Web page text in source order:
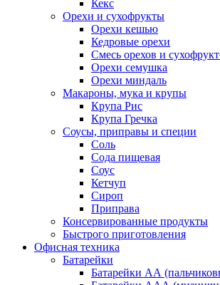
Кекс
Орехи и сухофрукты
Орехи кешью
Кедровые орехи
Смесь орехов и
Орехи семушка
Орехи миндаль
Макароны, мука и крупы
Крупа Рис
Крупа Гречка
Соусы, приправы и специи
Соль
Сода пищевая
Соус
Кетчуп
Сироп
Приправа
Консервированные продукты
Быстрого приготовления
Офисная техника
Батарейки
Батарейки АА